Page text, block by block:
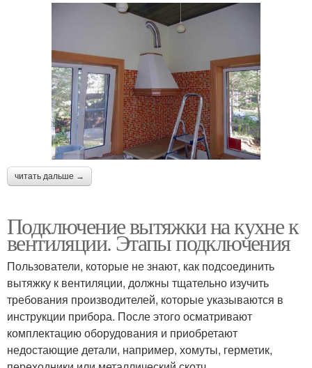
читать дальше →
Подключение вытяжки на кухне к
вентиляции. Этапы подключения
Пользователи, которые не знают, как подсоединить
вытяжку к вентиляции, должны тщательно изучить
требования производителей, которые указываются в
инструкции прибора. После этого осматривают
комплектацию оборудования и приобретают
недостающие детали, например, хомуты, герметик,